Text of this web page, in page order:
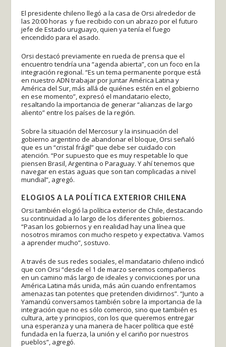
El presidente chileno llegó a la casa de Orsi alrededor de
las 20:00 horas y fue recibido con un abrazo por el futuro
jefe de Estado uruguayo, quien ya tenía el fuego
encendido para el asado.
Orsi destacó previamente en rueda de prensa que el
encuentro tendría una “agenda abierta”, con un foco en la
integración regional. “Es un tema permanente porque está
en nuestro ADN trabajar por juntar América Latina y
América del Sur, más allá de quiénes estén en el gobierno
en ese momento”, expresó el mandatario electo,
resaltando la importancia de generar “alianzas de largo
aliento” entre los países de la región.
Sobre la situación del Mercosur y la insinuación del
gobierno argentino de abandonar el bloque, Orsi señaló
que es un “cristal frágil” que debe ser cuidado con
atención. “Por supuesto que es muy respetable lo que
piensen Brasil, Argentina o Paraguay. Y ahí tenemos que
navegar en estas aguas que son tan complicadas a nivel
mundial”, agregó.
ELOGIOS A LA POLÍTICA EXTERIOR CHILENA
Orsi también elogió la política exterior de Chile, destacando
su continuidad a lo largo de los diferentes gobiernos.
“Pasan los gobiernos y en realidad hay una línea que
nosotros miramos con mucho respeto y expectativa. Vamos
a aprender mucho”, sostuvo.
A través de sus redes sociales, el mandatario chileno indicó
que con Orsi “desde el 1 de marzo seremos compañeros
en un camino más largo de ideales y convicciones por una
América Latina más unida, más aún cuando enfrentamos
amenazas tan potentes que pretenden dividirnos”. “Junto a
Yamandú conversamos también sobre la importancia de la
integración que no es sólo comercio, sino que también es
cultura, arte y principios, con los que queremos entregar
una esperanza y una manera de hacer política que esté
fundada en la fuerza, la unión y el cariño por nuestros
pueblos”, agregó.